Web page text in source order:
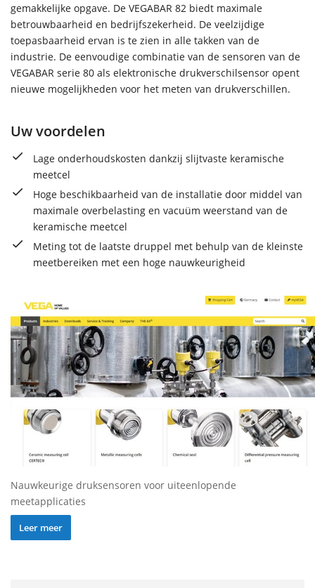
gemakkelijke opgave. De VEGABAR 82 biedt maximale
betrouwbaarheid en bedrijfszekerheid. De veelzijdige
toepasbaarheid ervan is te zien in alle takken van de
industrie. De eenvoudige combinatie van de sensoren van de
VEGABAR serie 80 als elektronische drukverschilsensor opent
nieuwe mogelijkheden voor het meten van drukverschillen.
Uw voordelen
Lage onderhoudskosten dankzij slijtvaste keramische
meetcel
Hoge beschikbaarheid van de installatie door middel van
maximale overbelasting en vacuüm weerstand van de
keramische meetcel
Meting tot de laatste druppel met behulp van de kleinste
meetbereiken met een hoge nauwkeurigheid
Nauwkeurige druksensoren voor uiteenlopende
meetapplicaties
Leer meer